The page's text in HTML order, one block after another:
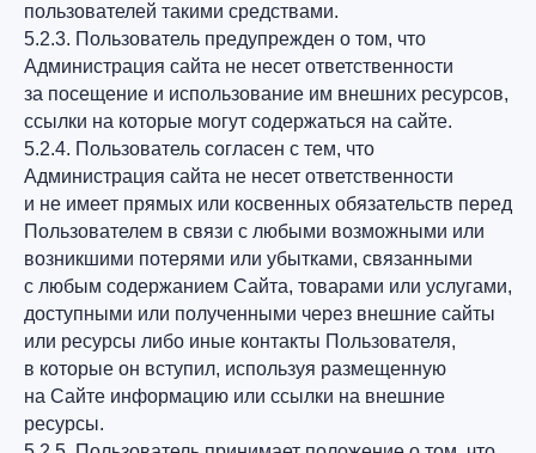
пользователей такими средствами.
5.2.3. Пользователь предупрежден о том, что
Администрация сайта не несет ответственности
за посещение и использование им внешних ресурсов,
ссылки на которые могут содержаться на сайте.
5.2.4. Пользователь согласен с тем, что
Администрация сайта не несет ответственности
и не имеет прямых или косвенных обязательств перед
Пользователем в связи с любыми возможными или
возникшими потерями или убытками, связанными
с любым содержанием Сайта, товарами или услугами,
доступными или полученными через внешние сайты
или ресурсы либо иные контакты Пользователя,
в которые он вступил, используя размещенную
на Сайте информацию или ссылки на внешние
ресурсы.